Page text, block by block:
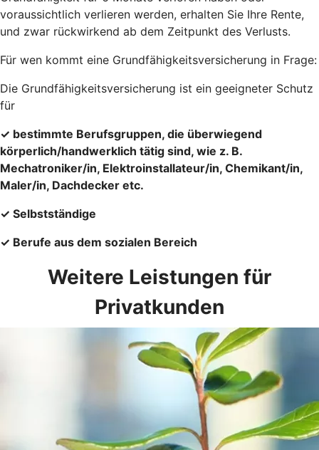
voraussichtlich verlieren werden, erhalten Sie Ihre Rente,
und zwar rückwirkend ab dem Zeitpunkt des Verlusts.
Für wen kommt eine Grundfähigkeitsversicherung in Frage:
Die Grundfähigkeitsversicherung ist ein geeigneter Schutz
für
✓ bestimmte Berufsgruppen, die überwiegend
körperlich/handwerklich tätig sind, wie z. B.
Mechatroniker/in, Elektroinstallateur/in, Chemikant/in,
Maler/in, Dachdecker etc.
✓ Selbstständige
✓ Berufe aus dem sozialen Bereich
Weitere Leistungen für
Privatkunden